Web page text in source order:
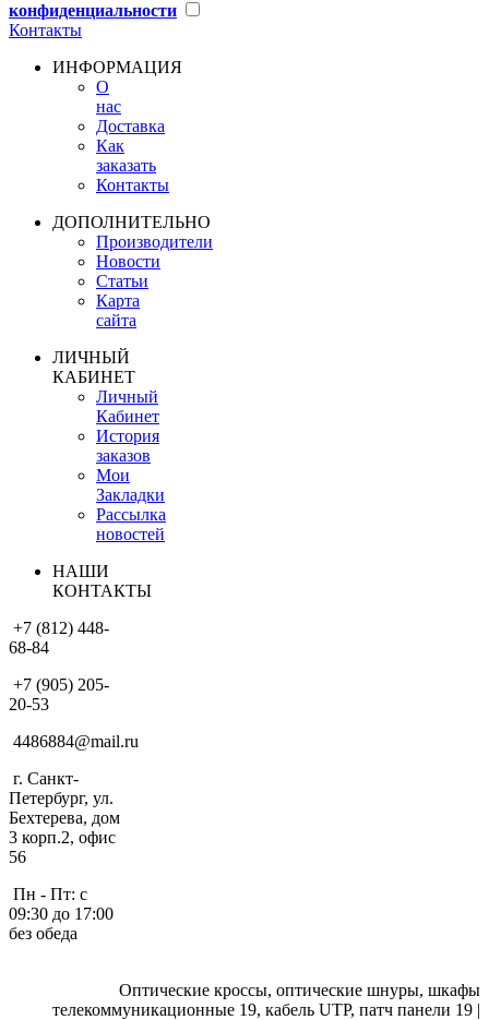
конфиденциальности
Контакты
ИНФОРМАЦИЯ
О
нас
Доставка
Как
заказать
Контакты
ДОПОЛНИТЕЛЬНО
Производители
Новости
Статьи
Карта
сайта
ЛИЧНЫЙ
КАБИНЕТ
Личный
Кабинет
История
заказов
Мои
Закладки
Рассылка
новостей
НАШИ
КОНТАКТЫ
+7 (812) 448-
68-84
+7 (905) 205-
20-53
4486884@mail.ru
г. Санкт-
Петербург, ул.
Бехтерева, дом
3 корп.2, офис
56
Пн - Пт: с
09:30 до 17:00
без обеда
Оптические кроссы, оптические шнуры, шкафы
телекоммуникационные 19, кабель UTP, патч панели 19 |